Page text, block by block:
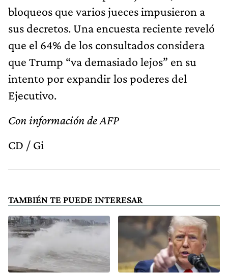
bloqueos que varios jueces impusieron a
sus decretos. Una encuesta reciente reveló
que el 64% de los consultados considera
que Trump “va demasiado lejos” en su
intento por expandir los poderes del
Ejecutivo.
Con información de AFP
CD / Gi
TAMBIÉN TE PUEDE INTERESAR